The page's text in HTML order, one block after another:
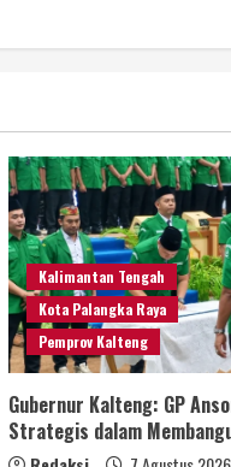
Kalimantan Tengah
Kota Palangka Raya
Pemprov Kalteng
Gubernur Kalteng: GP
Strategis dalam